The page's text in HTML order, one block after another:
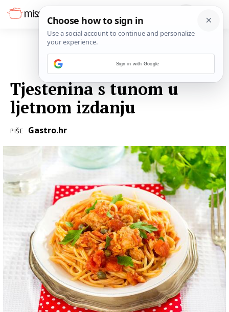
Tjestenina s tunom u
ljetnom izdanju
PIŠE Gastro.hr
Sign in with Google